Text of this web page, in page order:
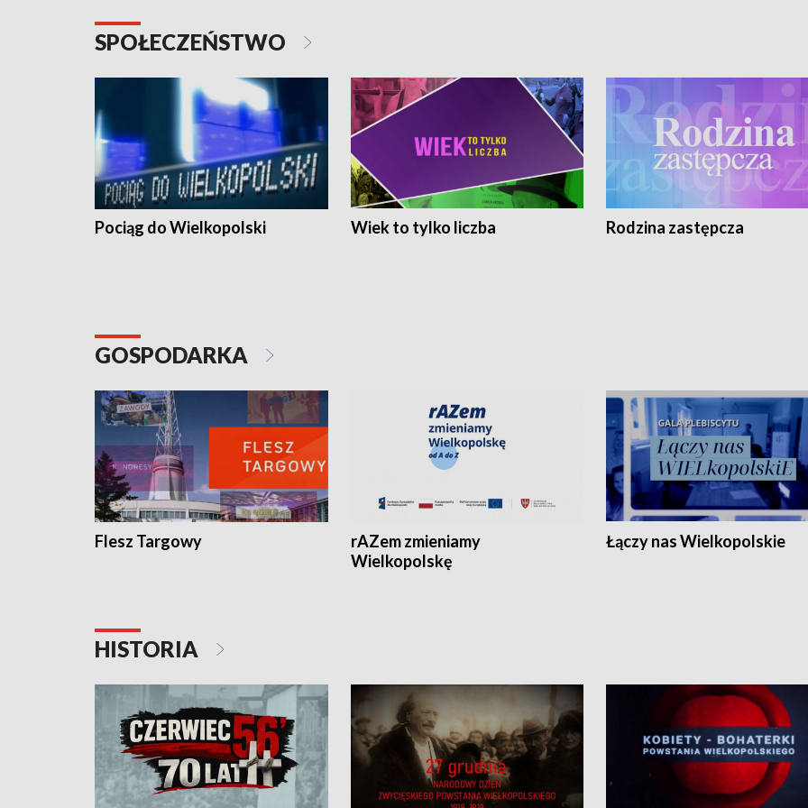
SPOŁECZEŃSTWO
Pociąg do Wielkopolski Wiek to tylko liczba Rodzina zastępcza
GOSPODARKA
Flesz Targowy
rAZem zmieniamy
Wielkopolskę
Łączy nas Wielkopolskie
HISTORIA